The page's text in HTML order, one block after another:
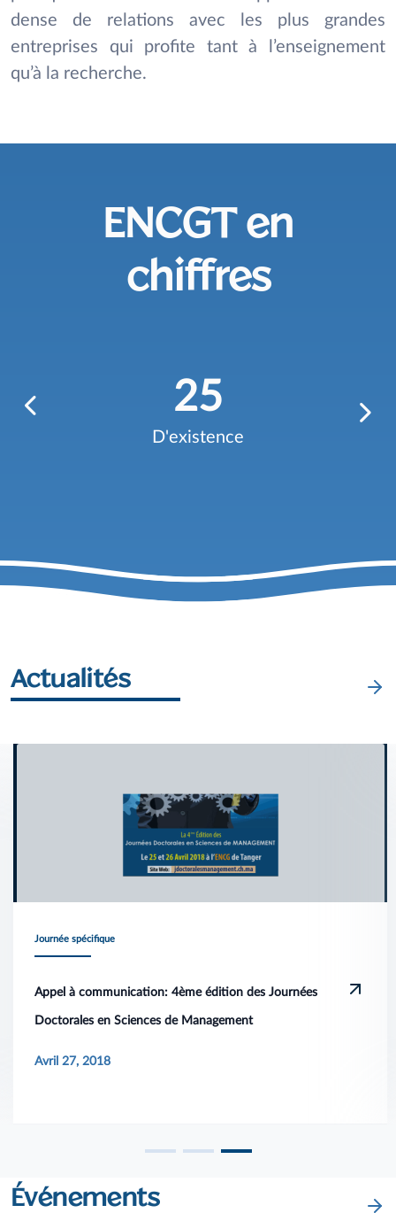
dense de relations avec les plus grandes
entreprises qui profite tant à l’enseignement
qu’à la recherche.
ENCGT en
chiffres
25
D'existence
Actualités
Journée spécifique
Appel à communication: 4ème édition des Journées
Doctorales en Sciences de Management
Avril 27, 2018
Événements